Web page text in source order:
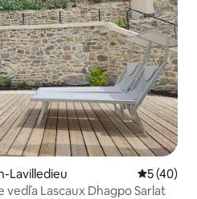
Lavilledieu
5 (40)
Lascaux Dhagpo Sarlat